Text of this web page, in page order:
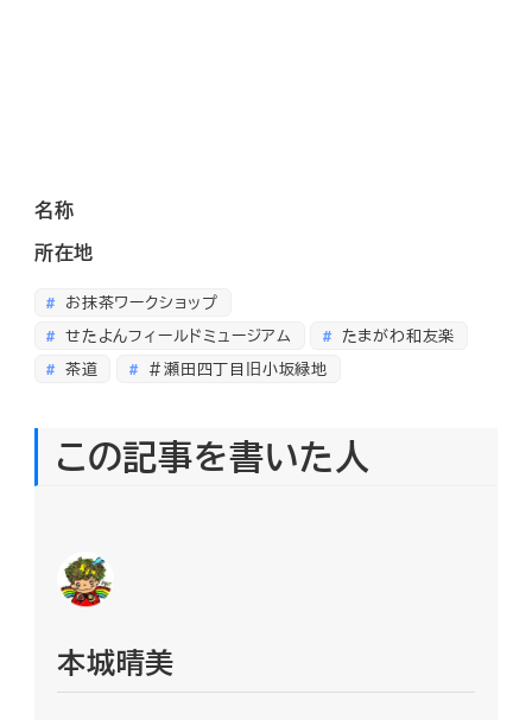
名称
所在地
お抹茶ワークショップ
せたよんフィールドミュージアム
たまがわ和友楽
茶道
＃瀬田四丁目旧小坂緑地
この記事を書いた人
本城晴美